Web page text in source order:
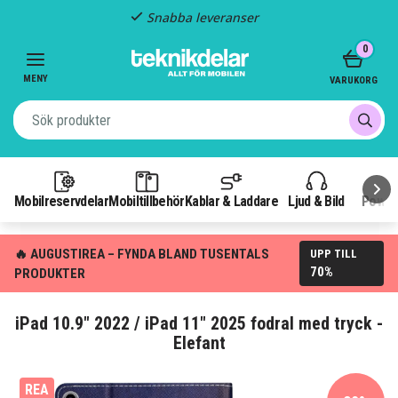
Snabba leveranser
MENY
MobilreservdelarMobiltillbehör Kablar & Laddare Ljud & Bild
0
VARUKORG
🔥 AUGUSTIREA – FYNDA BLAND TUSENTALS
PRODUKTER
UPP TILL
70%
iPad 10.9" 2022 / iPad 11" 2025 fodral med tryck -
Elefant
REA